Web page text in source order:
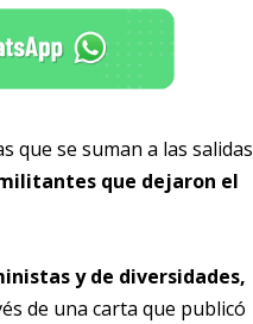
que se suman a las salidas
que dejaron el
y de diversidades,
de una carta que publicó